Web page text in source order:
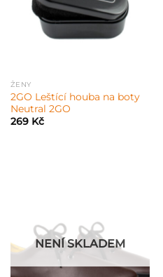
ŽENY
2GO Leštící houba na boty
Neutral 2GO
269 Kč
NENÍ SKLADEM